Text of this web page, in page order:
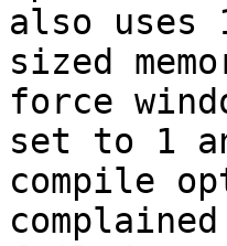
also uses
sized
force
set to 1
compile